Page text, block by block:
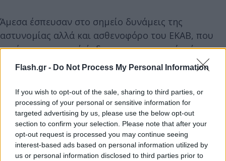
Flash.gr - Do Not Process My Personal Information
If you wish to opt-out of the sale, sharing to third parties, or
processing of your personal or sensitive information for
targeted advertising by us, please use the below opt-out
section to confirm your selection. Please note that after your
opt-out request is processed you may continue seeing
interest-based ads based on personal information utilized by
us or personal information disclosed to third parties prior to
Άμεσα έσπευσαν στο σημείο δυνάμεις της
αστυνομίας αλλά και ασθενοφόρο του ΕΚΑΒ, που
μετέφερε το νεαρό άνδρα στο νοσοκομείο, όπου
διαπιστώθηκε ο θάνατός του.